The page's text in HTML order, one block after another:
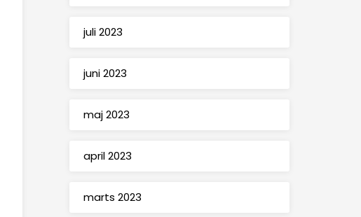
juli 2023
juni 2023
maj 2023
april 2023
marts 2023